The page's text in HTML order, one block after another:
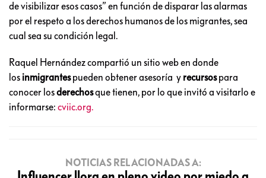
de visibilizar esos casos” en función de disparar las alarmas
por el respeto a los derechos humanos de los migrantes, sea
cual sea su condición legal.
Raquel Hernández compartió un sitio web en donde
los inmigrantespueden obtener asesoría y recursospara
conocer losderechosque tienen, por lo que invitó a visitarlo e
informarse: cviic.org.
NOTICIAS RELACIONADAS A: